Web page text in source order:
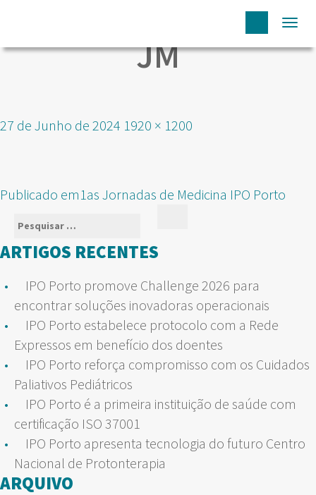
JM
Publicado
27 de Junho de 2024 Tamanho
1920 × 1200
NAVEGAÇÃO
ARTIGOS
Publicado em1as Jornadas de Medicina IPO Porto
Pesquisar
por:
ARTIGOS RECENTES
IPO Porto promove Challenge 2026 para
encontrar soluções inovadoras operacionais
IPO Porto estabelece protocolo com a Rede
Expressos em benefício dos doentes
IPO Porto reforça compromisso com os Cuidados
Paliativos Pediátricos
IPO Porto é a primeira instituição de saúde com
certificação ISO 37001
IPO Porto apresenta tecnologia do futuro Centro
Nacional de Protonterapia
ARQUIVO